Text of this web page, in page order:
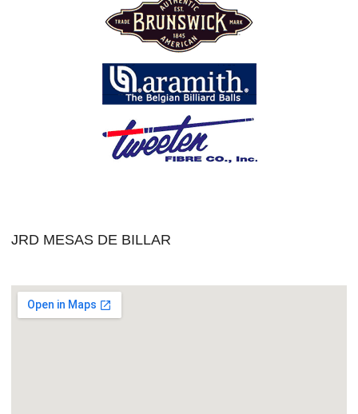
JRD MESAS DE BILLAR